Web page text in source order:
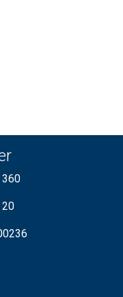
20